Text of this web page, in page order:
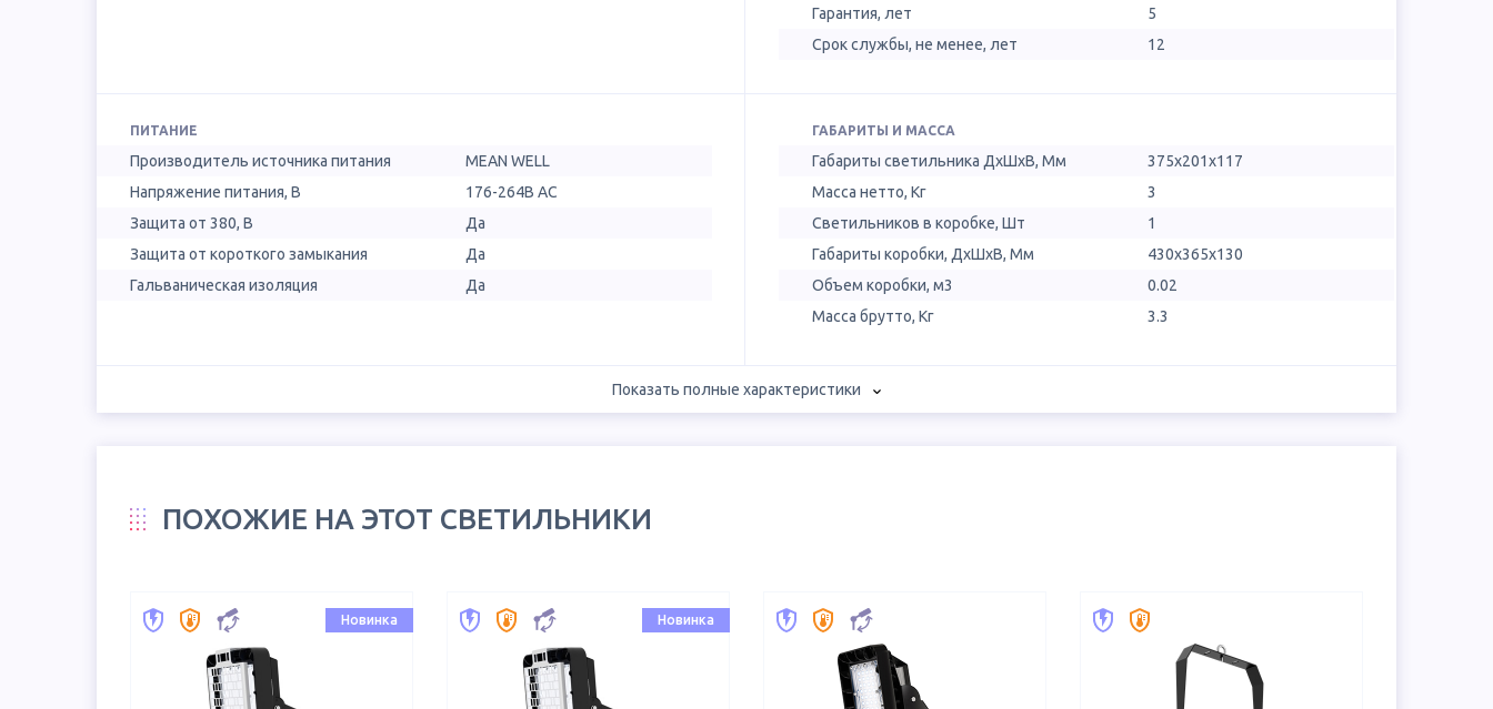
Гарантия, лет
5
Срок службы, не менее, лет
12
ПИТАНИЕ
Производитель источника питания
MEAN WELL
Напряжение питания, В
176-264В AC
Защита от 380, В
Да
Защита от короткого замыкания
Да
Гальваническая изоляция
Да
ГАБАРИТЫ И МАССА
Габариты светильника ДхШхВ, Мм
375х201х117
Масса нетто, Кг
3
Светильников в коробке, Шт
1
Габариты коробки, ДхШхВ, Мм
430x365x130
Объем коробки, м3
0.02
Масса брутто, Кг
3.3
Показать полные характеристики
ПОХОЖИЕ НА ЭТОТ СВЕТИЛЬНИКИ
Новинка Новинка